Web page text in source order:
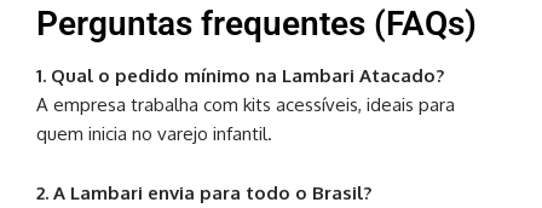
Perguntas frequentes (FAQs)
1. Qual o pedido mínimo na Lambari Atacado?
A empresa trabalha com kits acessíveis, ideais para
quem inicia no varejo infantil.
2. A Lambari envia para todo o Brasil?